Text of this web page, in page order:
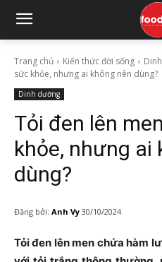
Trang chủ Kiến thức đời sống
sức khỏe, nhưng ai không nên dùng?
Dinh dưỡng
Tỏi đen lên
khỏe, nhưng ai
dùng?
Đăng bởi: Anh Vy 30/10/2024
Tỏi đen lên men chứa hàm